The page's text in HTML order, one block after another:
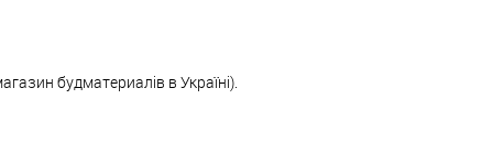
будматериалів в Україні).